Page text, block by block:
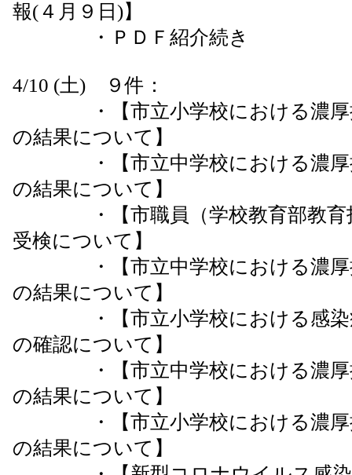
報(４月９日)】
・ＰＤＦ紹介続き
4/10 (土) ９件：
・【市立小学校における濃厚接
の結果について】
・【市立中学校における濃厚接
の結果について】
・【市職員（学校教育部教育指
受検について】
・【市立中学校における濃厚接
の結果について】
・【市立小学校における感染症
の確認について】
・【市立中学校における濃厚接
の結果について】
・【市立小学校における濃厚接
の結果について】